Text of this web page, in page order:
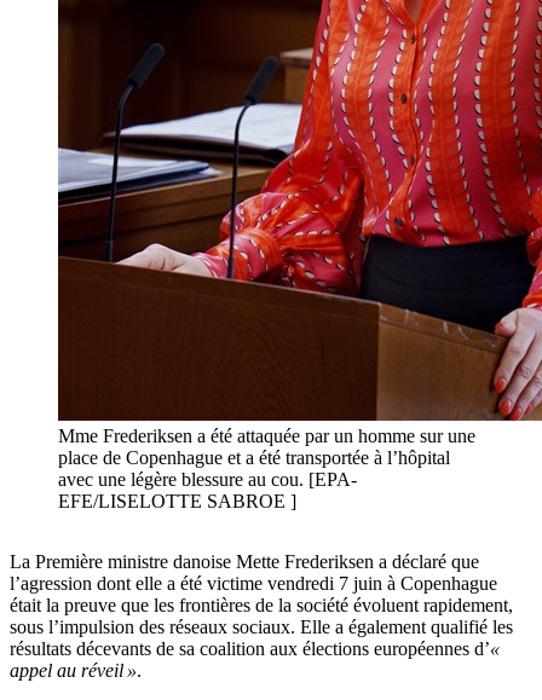
Mme Frederiksen a été attaquée par un homme sur une
place de Copenhague et a été transportée à l’hôpital
avec une légère blessure au cou. [EPA-
EFE/LISELOTTE SABROE ]
La Première ministre danoise Mette Frederiksen a déclaré que
l’agression dont elle a été victime vendredi 7 juin à Copenhague
était la preuve que les frontières de la société évoluent rapidement,
sous l’impulsion des réseaux sociaux. Elle a également qualifié les
résultats décevants de sa coalition aux élections européennes d’«
appel au réveil ».